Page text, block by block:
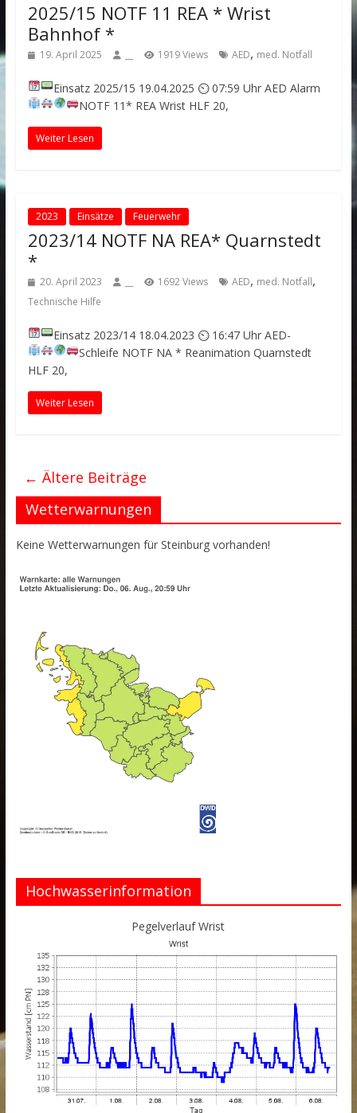
2025/15 NOTF 11 REA * Wrist
Bahnhof *
19. April 2025 1919 Views AED, med. Notfall
Einsatz 2025/15 19.04.2025 ⏲ 07:59 Uhr AED Alarm
NOTF 11* REA Wrist HLF 20,
Weiter Lesen
2023 Einsätze Feuerwehr
2023/14 NOTF NA REA* Quarnstedt
*
20. April 2023 1692 Views AED, med. Notfall,
Technische Hilfe
Einsatz 2023/14 18.04.2023 ⏲ 16:47 Uhr AED-
Schleife NOTF NA * Reanimation Quarnstedt
HLF 20,
Weiter Lesen
← Ältere Beiträge
Wetterwarnungen
Keine Wetterwarnungen für Steinburg vorhanden!
Hochwasserinformation
Pegelverlauf Wrist